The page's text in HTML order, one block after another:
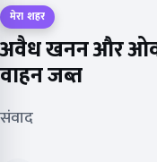
मेरा शहर
अवैध खनन और
वाहन जब्त
संवाद